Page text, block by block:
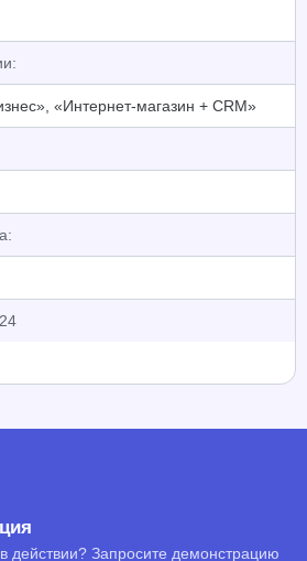
«Интернет-магазин + CRM»
действии? Запросите демонстрацию